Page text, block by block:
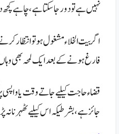
نہیں ہے تو دور جا سکتا ہے ، چاہے
اگر بیت الخلاء مشغول ہو تو انتظار
فارغ ہونے کے بعد ایک لمحہ بھی
قضاء حاجت کیلیے جاتے وقت یا
جائز ہے، بشرطیکہ اس کیلیے ٹھہرنا